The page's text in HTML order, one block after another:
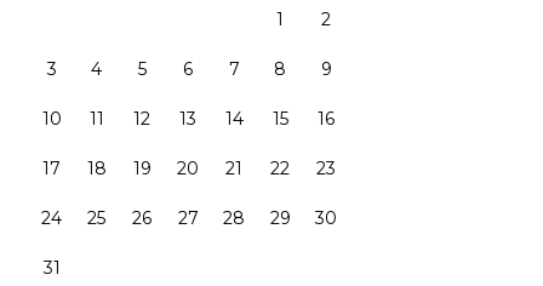
1 2
3 4 5 6 7 8 9
10 11 12 13 14 15 16
17 18 19 20 21 22 23
24 25 26 27 28 29 30
31